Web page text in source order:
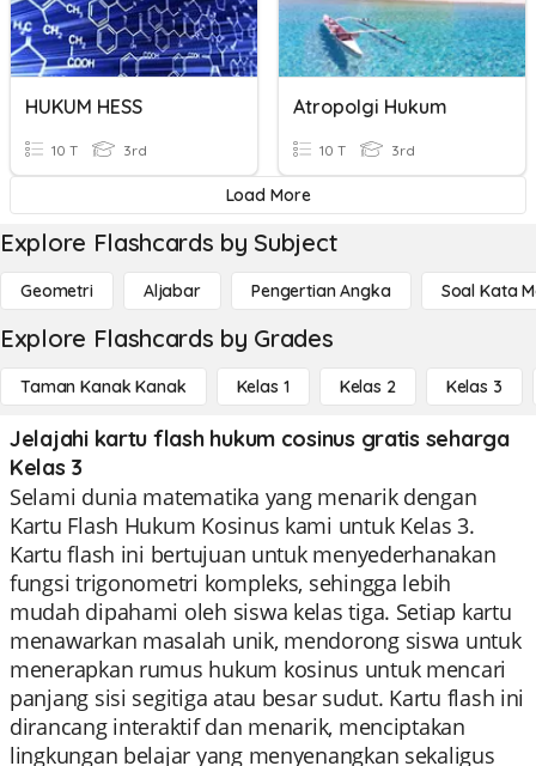
HUKUM HESS
10 T 3rd
Atropolgi Hukum
10 T 3rd
Load More
Explore Flashcards by Subject
Geometri Aljabar Pengertian Angka Soal Kata
Explore Flashcards by Grades
Taman Kanak Kanak Kelas 1 Kelas 2 Kelas 3
Jelajahi kartu flash hukum cosinus gratis seharga
Kelas 3
Selami dunia matematika yang menarik dengan
Kartu Flash Hukum Kosinus kami untuk Kelas 3.
Kartu flash ini bertujuan untuk menyederhanakan
fungsi trigonometri kompleks, sehingga lebih
mudah dipahami oleh siswa kelas tiga. Setiap kartu
menawarkan masalah unik, mendorong siswa untuk
menerapkan rumus hukum kosinus untuk mencari
panjang sisi segitiga atau besar sudut. Kartu flash ini
dirancang interaktif dan menarik, menciptakan
lingkungan belajar yang menyenangkan sekaligus